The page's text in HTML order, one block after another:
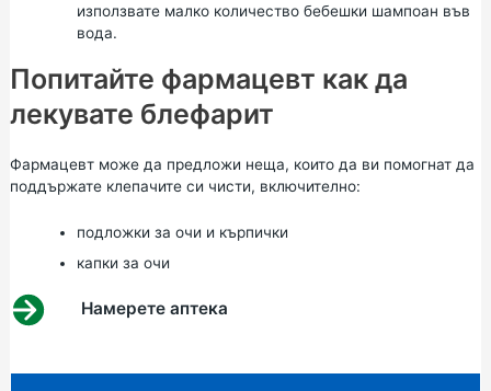
използвате малко количество бебешки шампоан във
вода.
Попитайте фармацевт как да
лекувате блефарит
Фармацевт може да предложи неща, които да ви помогнат да
поддържате клепачите си чисти, включително:
подложки за очи и кърпички
капки за очи
Намерете аптека